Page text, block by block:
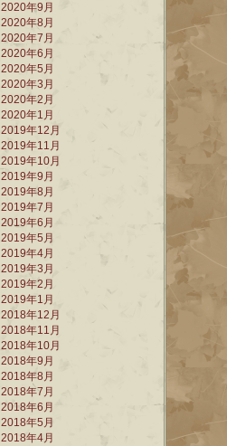
2020年9月
2020年8月
2020年7月
2020年6月
2020年5月
2020年3月
2020年2月
2020年1月
2019年12月
2019年11月
2019年10月
2019年9月
2019年8月
2019年7月
2019年6月
2019年5月
2019年4月
2019年3月
2019年2月
2019年1月
2018年12月
2018年11月
2018年10月
2018年9月
2018年8月
2018年7月
2018年6月
2018年5月
2018年4月